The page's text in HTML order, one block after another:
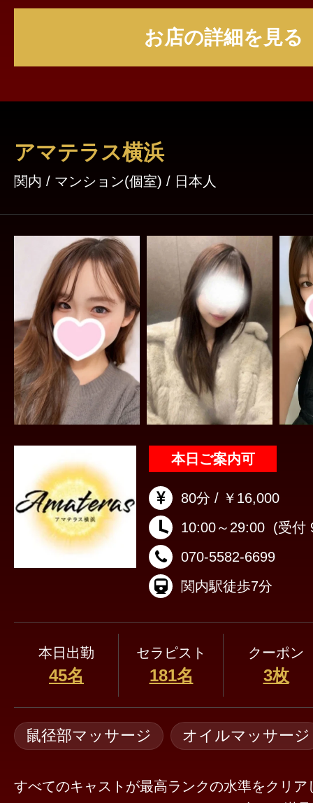
トレスをゆっくりと癒やしていきます。 さらに、ふんわりとした
おります。 セラピストも一人ひとり個性が異なり、その日ごとに
潔で安心して過ごせる空間づくりを何よりも
店内の衛生管理を徹底し、施術に使用するア
保てるよう日々心掛けています。 そして、ボディケアメニューと
してHIFU（ハイフ）も導入しております。 HIFUはボディラインの
ケアだけでなく、肩まわりなど硬くなった部分
用いただいております。施術後は水分補給や
いただくことで、より快適にお過ごしいただけます。
には、さまざまな「好き」があります。 「リフレクソロジーが好
き。」 「ホイップ施術が好き。」 「清潔感のある空間が好き。」
「HIFUで身体をケアしたい。」 「可愛い衣装や雰囲気が好き。」
「落ち着けるお部屋が好き。」 そんな皆様の「好き」が積み重な
り、やがて「WhiteSwanが好き」という気持
ら、私たちは何より嬉しく思います。 これからも、お一人おひと
特別な空間をご提供してまいります。 皆様のご来店を、心よりお
待ちしております。
お店の詳細を見る
アマテラス横浜
関内 / マンション(個室) / 日本人
本日ご案内可
80分 / ￥16,000
10:00～29:00 (受付
070-5582-6699
関内駅徒歩7分
本日出勤
45名
セラピスト
181名
クーポン
3枚
鼠径部マッサージ オイルマッサージ
すべてのキャストが最高ランクの水準をクリア